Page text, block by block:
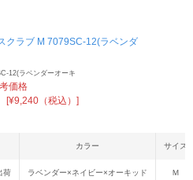
クラブ M 7079SC-12(ラベンダ
12(ラベンダーオーキ
価格
[¥9,240（税込）]
カラー サイズ
荷 ラベンダー×ネイビー×オーキッド Ｍ